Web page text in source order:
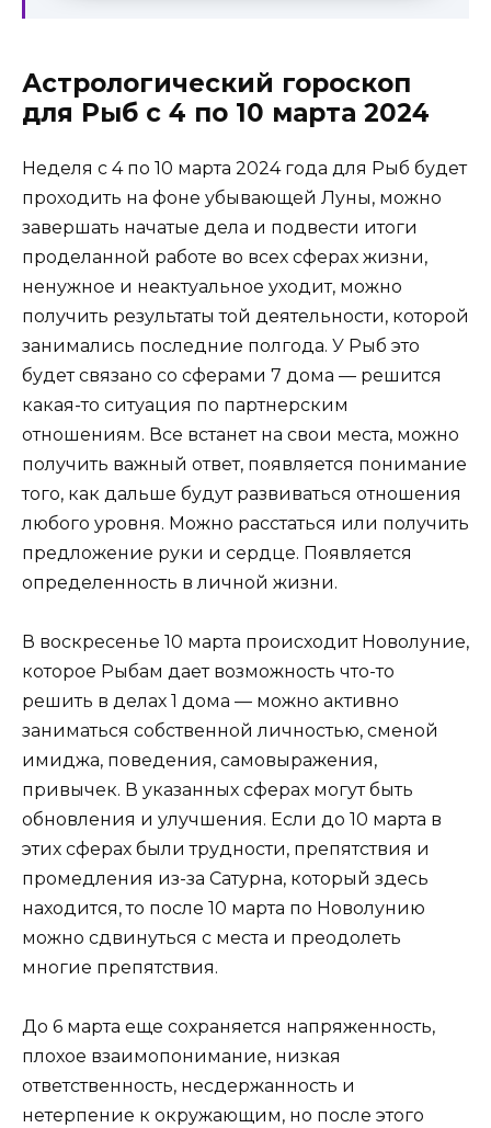
Астрологический гороскоп
для Рыб с 4 по 10 марта 2024
Неделя с 4 по 10 марта 2024 года для Рыб будет
проходить на фоне убывающей Луны, можно
завершать начатые дела и подвести итоги
проделанной работе во всех сферах жизни,
ненужное и неактуальное уходит, можно
получить результаты той деятельности, которой
занимались последние полгода. У Рыб это
будет связано со сферами 7 дома — решится
какая-то ситуация по партнерским
отношениям. Все встанет на свои места, можно
получить важный ответ, появляется понимание
того, как дальше будут развиваться отношения
любого уровня. Можно расстаться или получить
предложение руки и сердце. Появляется
определенность в личной жизни.
В воскресенье 10 марта происходит Новолуние,
которое Рыбам дает возможность что-то
решить в делах 1 дома — можно активно
заниматься собственной личностью, сменой
имиджа, поведения, самовыражения,
привычек. В указанных сферах могут быть
обновления и улучшения. Если до 10 марта в
этих сферах были трудности, препятствия и
промедления из-за Сатурна, который здесь
находится, то после 10 марта по Новолунию
можно сдвинуться с места и преодолеть
многие препятствия.
До 6 марта еще сохраняется напряженность,
плохое взаимопонимание, низкая
ответственность, несдержанность и
нетерпение к окружающим, но после этого